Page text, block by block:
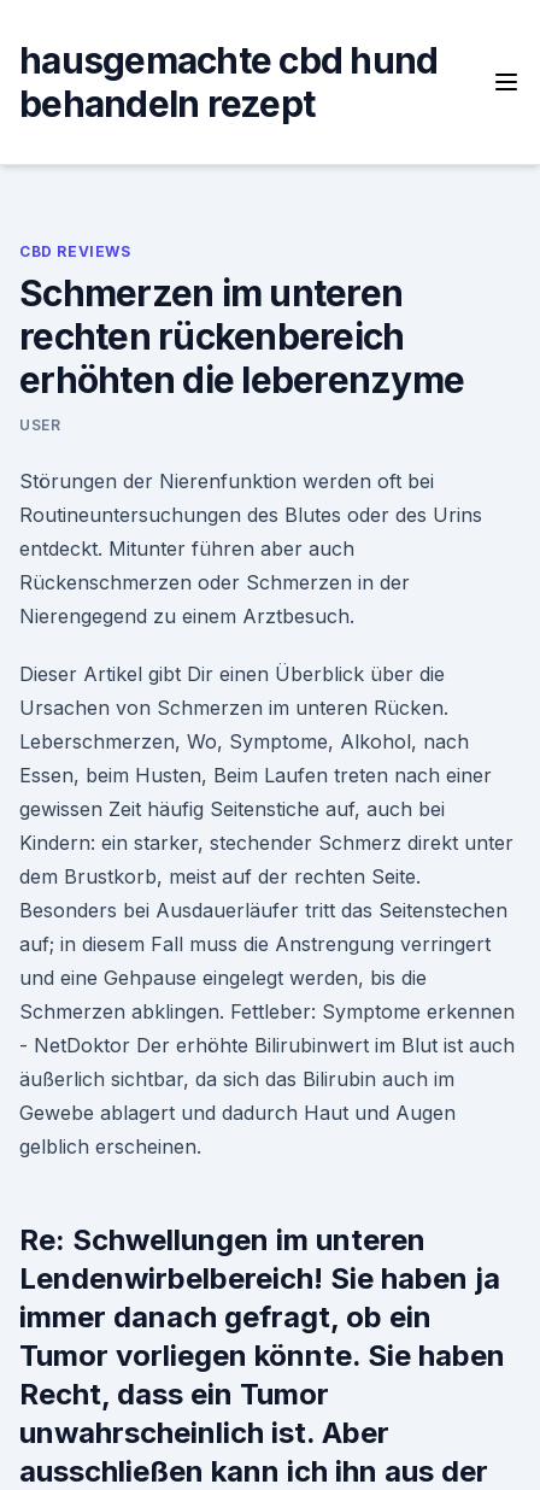
content
hausgemachte cbd hund
behandeln rezept
CBD REVIEWS
Schmerzen im unteren
rechten rückenbereich
erhöhten die leberenzyme
USER
Störungen der Nierenfunktion werden oft bei
Routineuntersuchungen des Blutes oder des Urins
entdeckt. Mitunter führen aber auch
Rückenschmerzen oder Schmerzen in der
Nierengegend zu einem Arztbesuch.
Dieser Artikel gibt Dir einen Überblick über die
Ursachen von Schmerzen im unteren Rücken.
Leberschmerzen, Wo, Symptome, Alkohol, nach
Essen, beim Husten, Beim Laufen treten nach einer
gewissen Zeit häufig Seitenstiche auf, auch bei
Kindern: ein starker, stechender Schmerz direkt unter
dem Brustkorb, meist auf der rechten Seite.
Besonders bei Ausdauerläufer tritt das Seitenstechen
auf; in diesem Fall muss die Anstrengung verringert
und eine Gehpause eingelegt werden, bis die
Schmerzen abklingen. Fettleber: Symptome erkennen
- NetDoktor Der erhöhte Bilirubinwert im Blut ist auch
äußerlich sichtbar, da sich das Bilirubin auch im
Gewebe ablagert und dadurch Haut und Augen
gelblich erscheinen.
Re: Schwellungen im unteren
Lendenwirbelbereich! Sie haben ja
immer danach gefragt, ob ein
Tumor vorliegen könnte. Sie haben
Recht, dass ein Tumor
unwahrscheinlich ist. Aber
ausschließen kann ich ihn aus der